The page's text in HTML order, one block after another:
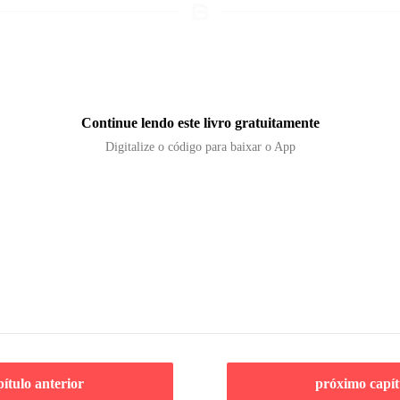
Continue lendo este livro gratuitamente
Digitalize o código para baixar o App
anterior próximo